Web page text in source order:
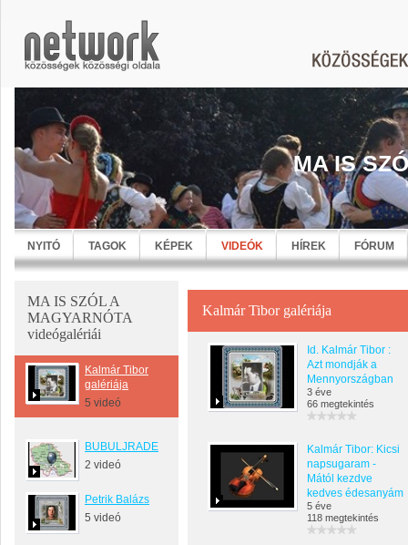
MA IS
NYITÓ TAGOK KÉPEK VIDEÓK HÍREK FÓRUM
MA IS SZÓL A
MAGYARNÓTA
videógalériái
Kalmár Tibor
galériája
5 videó
BUBULJRADE
2 videó
Petrik Balázs
5 videó
Kalmár Tibor galériája
Id. Kalmár Tibor :
Azt mondják a
Mennyországban
3 éve
66 megtekintés
Kalmár Tibor: Kicsi
napsugaram -
Mától kezdve
kedves édesanyám
5 éve
118 megtekintés